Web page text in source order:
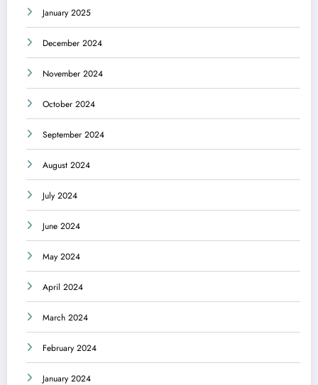
January 2025
December 2024
November 2024
October 2024
September 2024
August 2024
July 2024
June 2024
May 2024
April 2024
March 2024
February 2024
January 2024